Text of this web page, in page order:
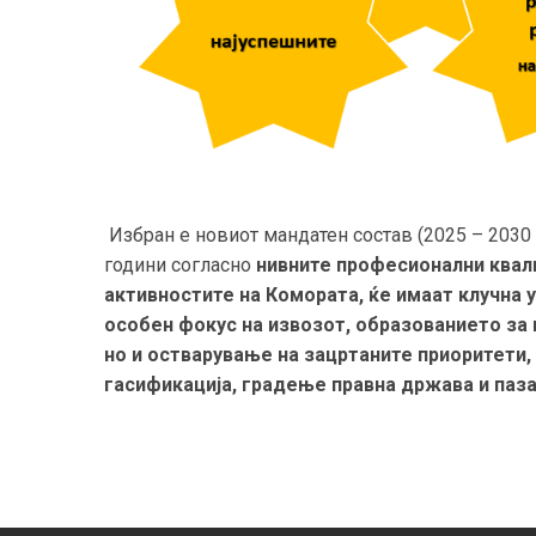
Избран е новиот мандатен состав (2025 –
години согласно нивните професионални
активностите на Комората, ќе имаат клучна
особен фокус на извозот, образованието
но и остварување на зацртаните
гасификација, градење правна држава и